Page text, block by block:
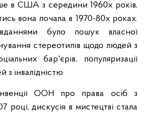
в США з середини 1960х років,
вона почала в 1970-80х роках.
було пошук власної
стереотипів щодо людей з
бар'єрів, популяризації
з інвалідністю.
ООН про права осіб з
році, дискусія в мистецтві стала